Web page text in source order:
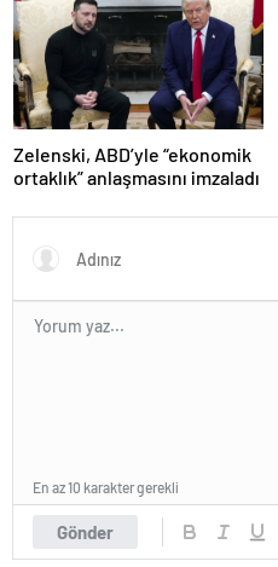
Zelenski, ABD’yle “ekonomik
ortaklık” anlaşmasını imzaladı
Gönder
En az 10 karakter gerekli